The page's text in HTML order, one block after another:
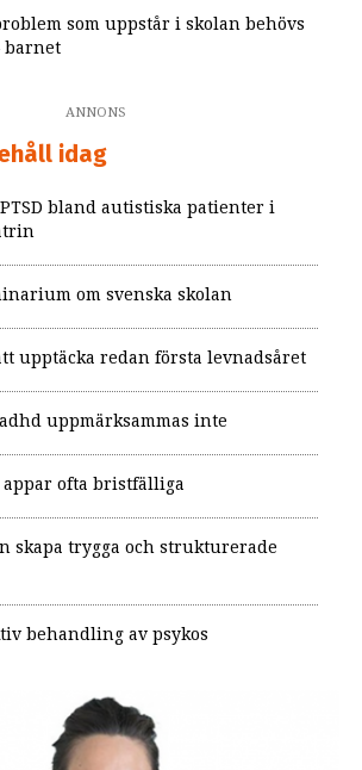
som uppstår i skolan behövs
barnet
ANNONS
idag
bland autistiska patienter i
om svenska skolan
upptäcka redan första levnadsåret
uppmärksammas inte
appar ofta bristfälliga
skapa trygga och strukturerade
behandling av psykos